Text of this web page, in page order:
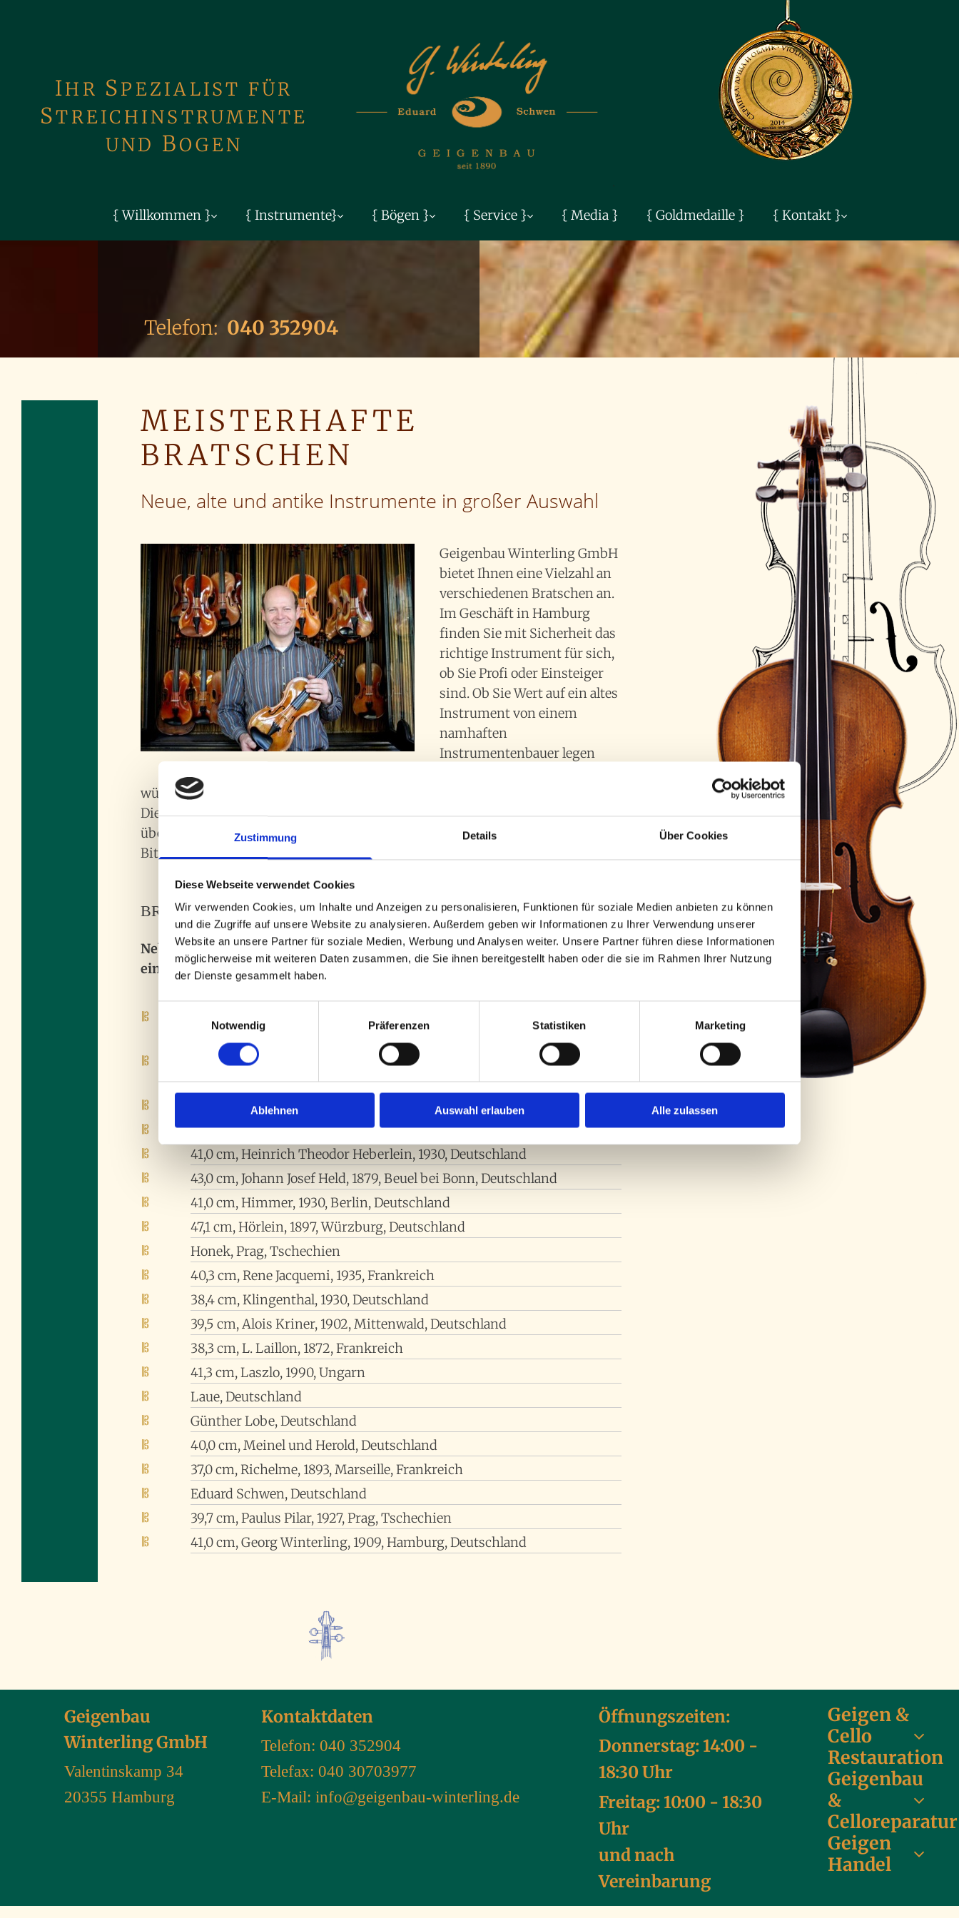
Zustimmung Details Über Cookies
Diese Webseite verwendet Cookies
Wir verwenden Cookies, um Inhalte und Anzeigen zu personalisieren, Funktionen für soziale Medien anbieten zu können
und die Zugriffe auf unsere Website zu analysieren. Außerdem geben wir Informationen zu Ihrer Verwendung unserer
Website an unsere Partner für soziale Medien, Werbung und Analysen weiter. Unsere Partner führen diese Informationen
möglicherweise mit weiteren Daten zusammen, die Sie ihnen bereitgestellt haben oder die sie im Rahmen Ihrer Nutzung
der Dienste gesammelt haben.
Notwendig
Präferenzen Statistiken Marketing
Ablehnen Auswahl erlauben Alle zulassen
IHR SPEZIALIST FÜR
STREICH­INSTRUMENTE
UND BOGEN
{ Willkommen } { Instrumente} { Bögen } { Service } { Media } { Goldmedaille } { Kontakt }
Telefon: 040 352904
MEISTERHAFTE
BRATSCHEN
Neue, alte und antike Instrumente in großer Auswahl
Geigenbau Winterling GmbH
bietet Ihnen eine Vielzahl an
verschiedenen Bratschen an.
Im Geschäft in Hamburg
finden Sie mit Sicherheit das
richtige Instrument für sich,
ob Sie Profi oder Einsteiger
sind. Ob Sie Wert auf ein altes
Instrument von einem
namhaften
Instrumentenbauer legen
wünschen.
Die Auswahl von namhaften Bratschen aus dem Sortiment wird Sie ebenso
überzeugen wie individuelle Sonderanfertigungen und auch Kinderbratschen.
Bitte sprechen Sie mich hierzu persönlich an.
BRATSCHEN - EINZELSTÜCKE
Neben der großen Zahl an hochwertigen neuen Bratschen bieten wir Ihnen
eine reichhaltige Auswahl an alten und antiken Violen.
Breton, Frankreich
40,9 cm, Candi, 1948, Italien
Clotelle, Frankreich
38,8 cm, Wilhelm Dürrschmidt, 1927, Deutschland
42,2 cm, Otto Erdesz, USA
ca. 40 cm, F. A. Glass, 1904, Deutschland
41,0 cm, Heinrich Theodor Heberlein, 1930, Deutschland
43,0 cm, Johann Josef Held, 1879, Beuel bei Bonn, Deutschland
41,0 cm, Himmer, 1930, Berlin, Deutschland
47,1 cm, Hörlein, 1897, Würzburg, Deutschland
Honek, Prag, Tschechien
40,3 cm, Rene Jacquemi, 1935, Frankreich
38,4 cm, Klingenthal, 1930, Deutschland
39,5 cm, Alois Kriner, 1902, Mittenwald, Deutschland
38,3 cm, L. Laillon, 1872, Frankreich
41,3 cm, Laszlo, 1990, Ungarn
Laue, Deutschland
Günther Lobe, Deutschland
40,0 cm, Meinel und Herold, Deutschland
37,0 cm, Richelme, 1893, Marseille, Frankreich
Eduard Schwen, Deutschland
39,7 cm, Paulus Pilar, 1927, Prag, Tschechien
41,0 cm, Georg Winterling, 1909, Hamburg, Deutschland
Geigenbau
Winterling GmbH
Valentinskamp 34
20355 Hamburg
Kontaktdaten
Telefon: 040 352904
Telefax: 040 30703977
E-Mail: info@geigenbau-winterling.de
Öffnungszeiten:
Donnerstag: 14:00 -
18:30 Uhr
Freitag: 10:00 - 18:30
Uhr
und nach
Vereinbarung
Geigen &
Cello
Restauration
Geigenbau
&
Celloreparatur
Geigen
Handel